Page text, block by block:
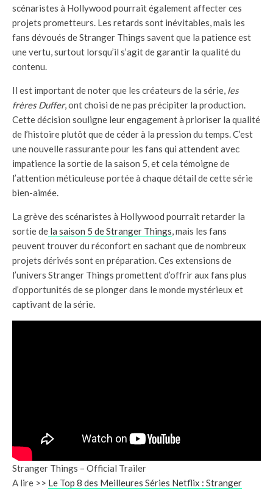
scénaristes à Hollywood pourrait également affecter ces
projets prometteurs. Les retards sont inévitables, mais les
fans dévoués de Stranger Things savent que la patience est
une vertu, surtout lorsqu’il s’agit de garantir la qualité du
contenu.
Il est important de noter que les créateurs de la série, les
frères Duffer, ont choisi de ne pas précipiter la production.
Cette décision souligne leur engagement à prioriser la qualité
de l’histoire plutôt que de céder à la pression du temps. C’est
une nouvelle rassurante pour les fans qui attendent avec
impatience la sortie de la saison 5, et cela témoigne de
l’attention méticuleuse portée à chaque détail de cette série
bien-aimée.
La grève des scénaristes à Hollywood pourrait retarder la
sortie de la saison 5 de Stranger Things, mais les fans
peuvent trouver du réconfort en sachant que de nombreux
projets dérivés sont en préparation. Ces extensions de
l’univers Stranger Things promettent d’offrir aux fans plus
d’opportunités de se plonger dans le monde mystérieux et
captivant de la série.
Stranger Things – Official Trailer
A lire >> Le Top 8 des Meilleures Séries Netflix : Stranger